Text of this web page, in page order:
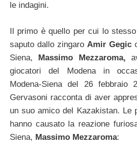
le indagini.
Il primo è quello per cui lo
saputo dallo zingaro Amir Gegic
Siena, Massimo Mezzaroma,
giocatori del Modena in
Modena-Siena del 26 febbraio
Gervasoni racconta di aver
un suo amico del Kazakistan. Le
hanno causato la reazione
Siena, Massimo Mezzaroma: